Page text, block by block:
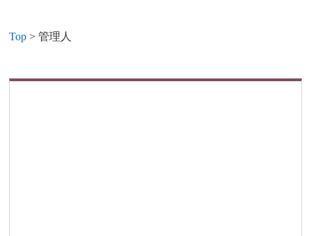
Top > 管理人